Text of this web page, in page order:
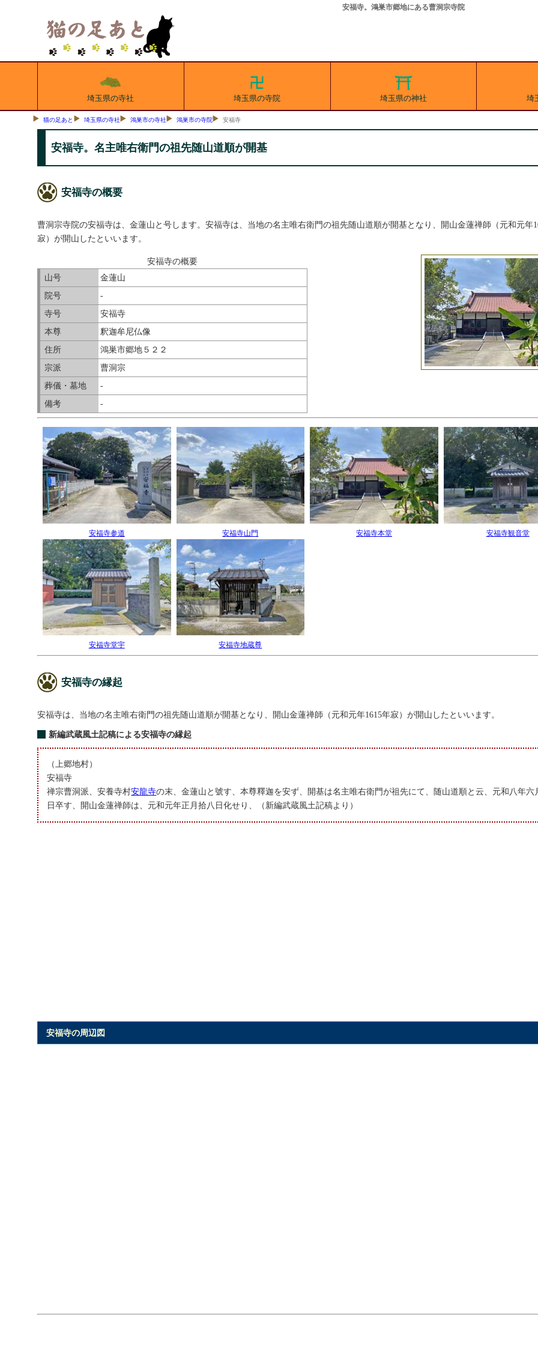
安福寺。鴻巣市郷地にある曹洞宗寺院
埼玉県の寺社 埼玉県の寺院 埼玉県の神社 埼
猫の足あと 埼玉県の寺社 鴻巣市の寺社 鴻巣市の寺院 安福寺
安福寺。名主唯右衛門の祖先随山道順が開基
安福寺の概要
曹洞宗寺院の安福寺は、金蓮山と号します。安福寺は、当地の名主唯右衛門の祖先随山道順が開基となり、開山金蓮禅師（元和元年
寂）が開山したといいます。
安福寺の概要
山号
金蓮山
院号
-
寺号
安福寺
本尊
釈迦牟尼仏像
住所
鴻巣市郷地５２２
宗派
曹洞宗
葬儀・墓地
-
備考
-
安福寺参道 安福寺山門 安福寺本堂 安福寺観音堂
安福寺堂宇 安福寺地蔵尊
安福寺の縁起
安福寺は、当地の名主唯右衛門の祖先随山道順が開基となり、開山金蓮禅師（元和元年1615年寂）が開山したといいます。
新編武蔵風土記稿による安福寺の縁起
（上郷地村）
安福寺
禅宗曹洞派、安養寺村安龍寺の末、金蓮山と號す、本尊釋迦を安ず、開基は名主唯右衛門が祖先にて、随山道順と云、元和八年六
日卒す、開山金蓮禅師は、元和元年正月拾八日化せり、（新編武蔵風土記稿より）
安福寺の周辺図